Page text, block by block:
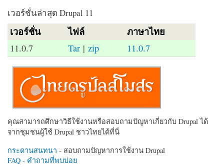
เวอร์ชั่นล่าสุด Drupal 11
เวอร์ชั่น ไฟล์ ภาษาไทย
11.0.7 Tar | zip 11.0.7
คุณสามารถศึกษาวิธีใช้งานหรือสอบถามปัญหาเกี่ยวกับ Drupal ได้
จากชุมชนผู้ใช้ Drupal ชาวไทยได้ที่นี่
กระดานสนทนา - สอบถามปัญหาการใช้งาน Drupal
FAQ - คำถามที่พบบ่อย